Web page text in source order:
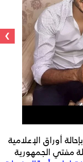
›
أوراق الإعلامية
مفتي الجمهورية